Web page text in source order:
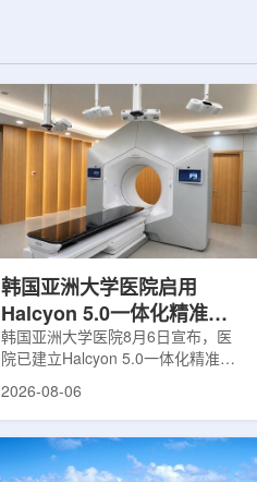
韩国亚洲大学医院启用
Halcyon 5.0一体化精准放
射治疗方案
韩国亚洲大学医院8月6日宣布，医
院已建立Halcyon 5.0一体化精准放
射治疗解决方案，并开始全面用于患
实时运动管理整合到同一治疗流程
中，用于提升图像引导放射治疗的精
2026-08-06